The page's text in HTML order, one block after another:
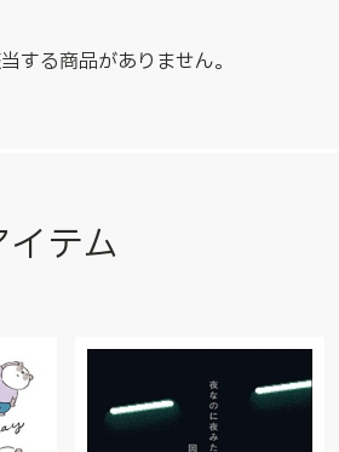
する商品がありません。
テム